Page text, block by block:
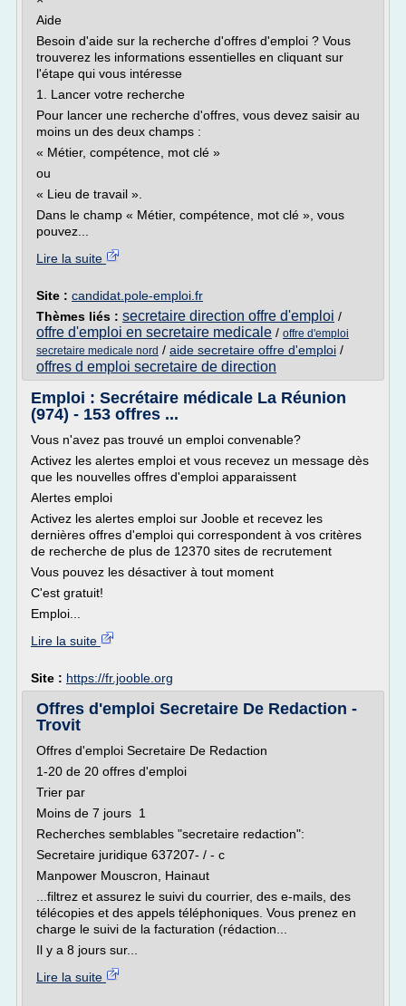
Aide
Besoin d'aide sur la recherche d'offres d'emploi ? Vous
trouverez les informations essentielles en cliquant sur
l'étape qui vous intéresse
1. Lancer votre recherche
Pour lancer une recherche d'offres, vous devez saisir au
moins un des deux champs :
« Métier, compétence, mot clé »
ou
« Lieu de travail ».
Dans le champ « Métier, compétence, mot clé », vous
pouvez...
Lire la suite
Site : candidat.pole-emploi.fr
Thèmes liés : secretaire direction offre d'emploi /
offre d'emploi en secretaire medicale / offre d'emploi
secretaire medicale nord / aide secretaire offre d'emploi /
offres d emploi secretaire de direction
Emploi : Secrétaire médicale La Réunion
(974) - 153 offres ...
Vous n'avez pas trouvé un emploi convenable?
Activez les alertes emploi et vous recevez un message dès
que les nouvelles offres d'emploi apparaissent
Alertes emploi
Activez les alertes emploi sur Jooble et recevez les
dernières offres d'emploi qui correspondent à vos critères
de recherche de plus de 12370 sites de recrutement
Vous pouvez les désactiver à tout moment
C'est gratuit!
Emploi...
Lire la suite
Site : https://fr.jooble.org
Offres d'emploi Secretaire De Redaction -
Trovit
Offres d'emploi Secretaire De Redaction
1-20 de 20 offres d'emploi
Trier par
Moins de 7 jours 1
Recherches semblables "secretaire redaction":
Secretaire juridique 637207- / - c
Manpower Mouscron, Hainaut
...filtrez et assurez le suivi du courrier, des e-mails, des
télécopies et des appels téléphoniques. Vous prenez en
charge le suivi de la facturation (rédaction...
Il y a 8 jours sur...
Lire la suite